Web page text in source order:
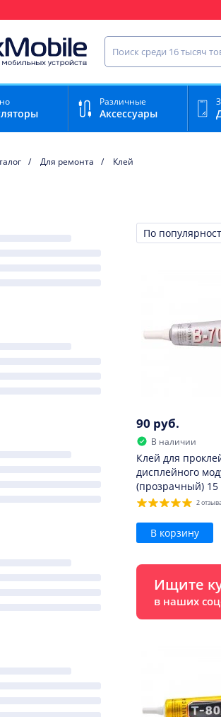
Найти запчасть для
Различные
Аксессуары
Для ремонта Клей
Сортировка
90 руб.
В наличии
Клей для
дисплейного
(прозрачный) 15
2
В корзину
Ищите
в наших